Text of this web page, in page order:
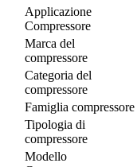
Applicazione
Compressore
Marca del
compressore
Categoria del
compressore
Famiglia compressore
Tipologia di
compressore
Modello